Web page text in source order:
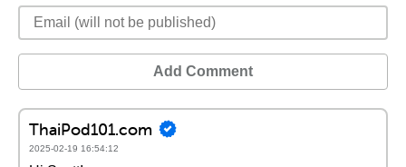
Add Comment
ThaiPod101.com
2025-02-19 16:54:12